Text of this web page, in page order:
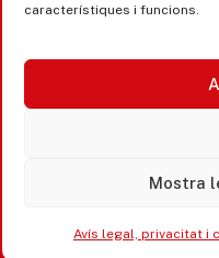
característiques i funcions.
Mostra
Avís legal, privacitat i
Castell d’Aro · Platja
365